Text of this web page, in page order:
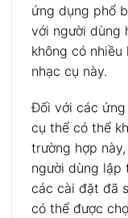
ứng dụng phổ
với người dùng
không có
nhạc cụ này.
Đối với các
cụ thể có thể
trường hợp
người dùng lập
các cài đặt đã
có thể được